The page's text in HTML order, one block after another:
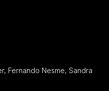
Fernando Nesme, Sandra